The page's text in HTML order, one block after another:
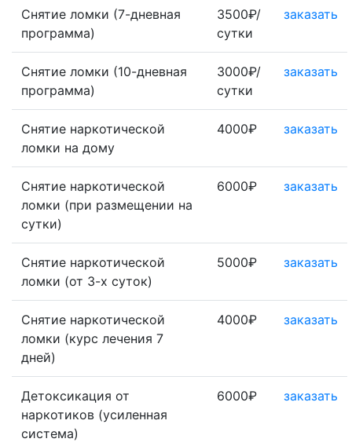
Снятие ломки (7-дневная
программа)
3500₽/
сутки
заказать
Снятие ломки (10-дневная
программа)
3000₽/
сутки
заказать
Снятие наркотической
ломки на дому
4000₽ заказать
Снятие наркотической
ломки (при размещении на
сутки)
6000₽ заказать
Снятие наркотической
ломки (от 3-х суток)
5000₽ заказать
Снятие наркотической
ломки (курс лечения 7
дней)
4000₽ заказать
Детоксикация от
наркотиков (усиленная
система)
6000₽ заказать